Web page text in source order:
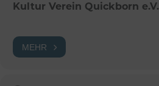
Kultur Verein Quickborn e.V.
MEHR